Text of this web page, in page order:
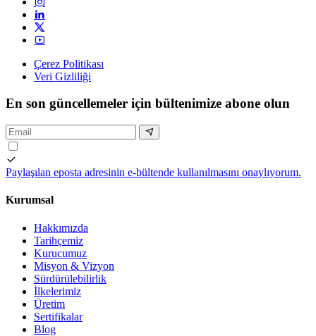
Çerez Politikası
Veri Gizliliği
En son güncellemeler için bültenimize abone olun
Paylaşılan eposta adresinin e-bültende kullanılmasını onaylıyorum.
Kurumsal
Hakkımızda
Tarihçemiz
Kurucumuz
Misyon & Vizyon
Sürdürülebilirlik
İlkelerimiz
Üretim
Sertifikalar
Blog